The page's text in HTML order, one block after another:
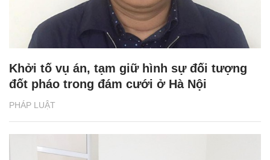
PHÁP LUẬT
Khởi tố vụ án, tạm giữ hình sự đối tượng
đốt pháo trong đám cưới ở Hà Nội